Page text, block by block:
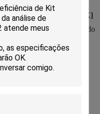
DE MONKEYPOX]
do espécime do
DE MONKEYPOX]